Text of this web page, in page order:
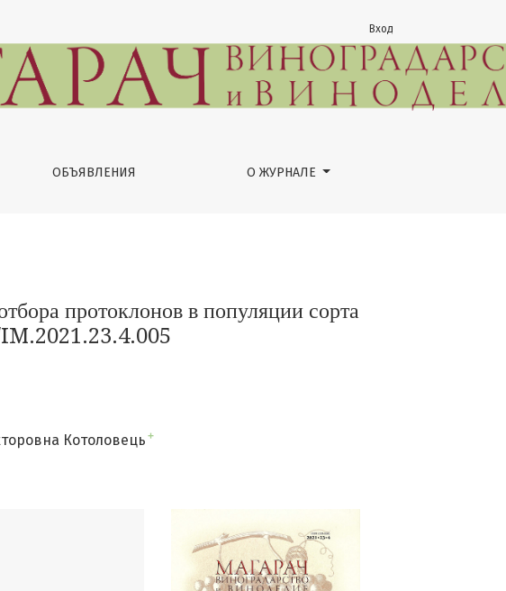
сорта винограда Кокур белый
ОБЪЯВЛЕНИЯ О ЖУРНАЛЕ
Вход
протоклонов в популяции сорта
IM.2021.23.4.005
Котоловець +